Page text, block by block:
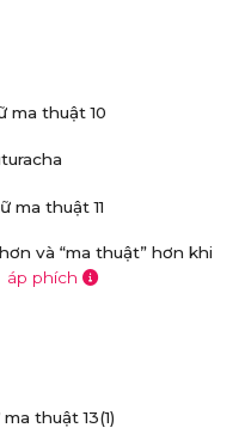
và “ma thuật” hơn khi
áp phích